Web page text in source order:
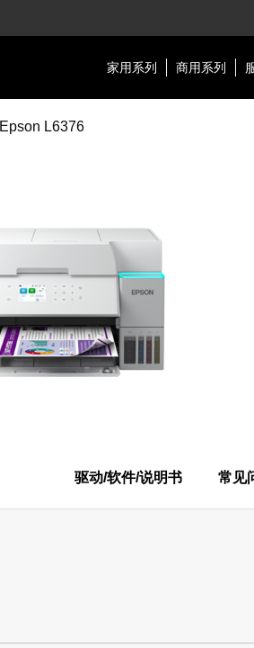
家用系列 商用系列
Epson L6376
驱动/软件/说明书 常见